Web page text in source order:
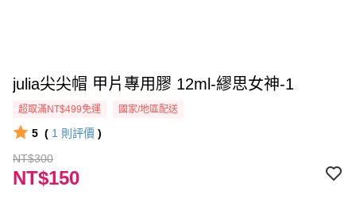
julia尖尖帽 甲片專用膠 12ml-繆思女神-1
超取滿NT$499免運 國家/地區配送
5 ( 1 則評價 )
NT$300
NT$150